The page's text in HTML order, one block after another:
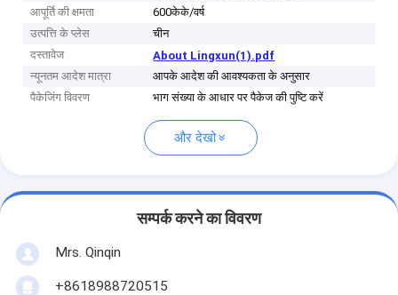
आपूर्ति की क्षमता
600केके/वर्ष
उत्पत्ति के प्लेस
चीन
दस्तावेज
About Lingxun(1).pdf
न्यूनतम आदेश मात्रा
आपके आदेश की आवश्यकता के अनुसार
पैकेजिंग विवरण
भाग संख्या के आधार पर पैकेज की पुष्टि करें
और देखो
सम्पर्क करने का विवरण
Mrs. Qinqin
+8618988720515